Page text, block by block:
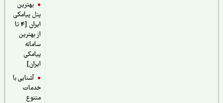
بهترین
پنل پیامکی
ایران [4 تا
از بهترین
سامانه
پیامکی
آشنایی با
خدمات